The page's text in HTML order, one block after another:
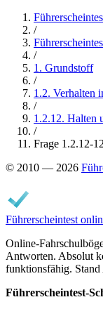
/
/
1. Grundstoff
/
1.2. Verhalten
/
1.2.12. Halten
/
Frage 1.2.12-
© 2010 — 2026
Führerscheintest
Online-
Antworten. Absolut
funktionsfähig.
Führerscheintest-